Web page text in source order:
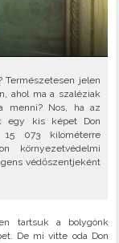
Természetesen jelen
ahol ma a szaléziak
menni? Nos, ha az
egy kis képet Don
15 073 kilométerre
környezetvédelmi
védőszentjeként
tartsuk a bolygónk
De mi vitte oda Don